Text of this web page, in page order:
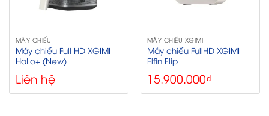
MÁY CHIẾU
Máy chiếu Full HD XGIMI
HaLo+ (New)
Liên hệ
MÁY CHIẾU XGIMI
Máy chiếu FullHD XGIMI
Elfin Flip
15.900.000₫